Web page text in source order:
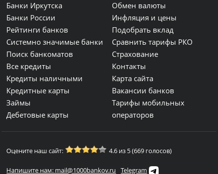
Банки Иркутска
Банки России
Рейтинги банков
Системно значимые банки
Поиск банкоматов
Все кредиты
Кредиты наличными
Кредитные карты
Займы
Дебетовые карты
Обмен валюты
Инфляция и цены
Подобрать вклад
Сравнить тарифы РКО
Страхование
Контакты
Карта сайта
Вакансии банков
Тарифы мобильных
операторов
Оцените наш сайт: 4.6 из 5 (669 голосов)
Напишите нам: mail@1000bankov.ru Telegram